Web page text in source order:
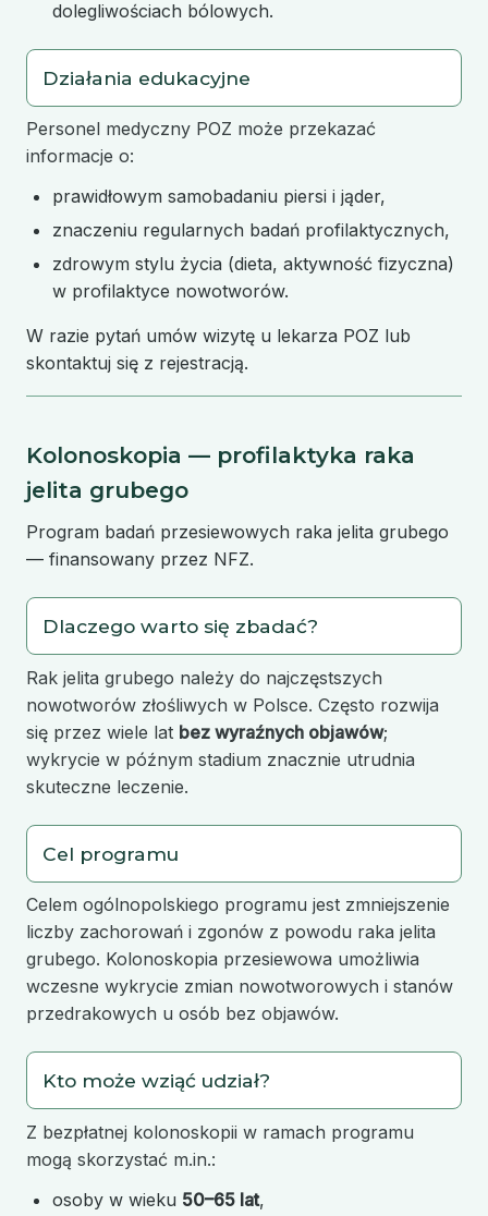
dolegliwościach bólowych.
Działania edukacyjne
Personel medyczny POZ może przekazać
informacje o:
prawidłowym samobadaniu piersi i jąder,
znaczeniu regularnych badań profilaktycznych,
zdrowym stylu życia (dieta, aktywność fizyczna)
w profilaktyce nowotworów.
W razie pytań umów wizytę u lekarza POZ lub
skontaktuj się z rejestracją.
Kolonoskopia — profilaktyka raka
jelita grubego
Program badań przesiewowych raka jelita grubego
— finansowany przez NFZ.
Dlaczego warto się zbadać?
Rak jelita grubego należy do najczęstszych
nowotworów złośliwych w Polsce. Często rozwija
się przez wiele lat bez wyraźnych objawów;
wykrycie w późnym stadium znacznie utrudnia
skuteczne leczenie.
Cel programu
Celem ogólnopolskiego programu jest zmniejszenie
liczby zachorowań i zgonów z powodu raka jelita
grubego. Kolonoskopia przesiewowa umożliwia
wczesne wykrycie zmian nowotworowych i stanów
przedrakowych u osób bez objawów.
Kto może wziąć udział?
Z bezpłatnej kolonoskopii w ramach programu
mogą skorzystać m.in.:
osoby w wieku 50–65 lat,